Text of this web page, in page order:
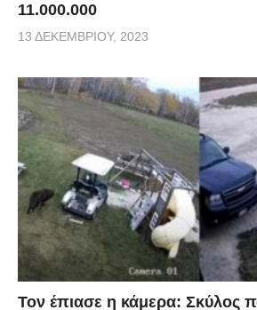
11.000.000
13 ΔΕΚΕΜΒΡΊΟΥ, 2023
Τον έπιασε η κάμερα: Σκύλος